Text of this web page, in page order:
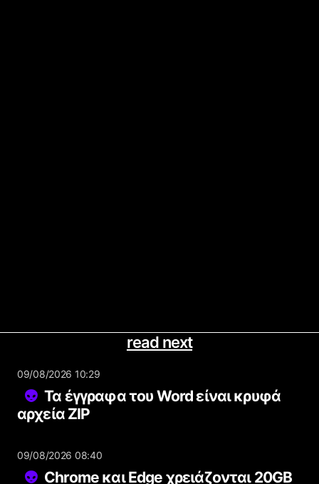
read next
09/08/2026 10:29
Τα έγγραφα του Word είναι κρυφά
αρχεία ZIP
09/08/2026 08:40
Chrome και Edge χρειάζονται 20GB